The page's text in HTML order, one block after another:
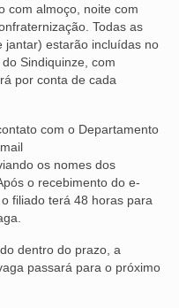
com almoço, noite com
Todas as
jantar) estarão incluídas no
Sindiquinze, com
por conta de cada
com o Departamento
os nomes dos
o recebimento do e-
filiado terá 48 horas para
dentro do prazo, a
passará para o próximo